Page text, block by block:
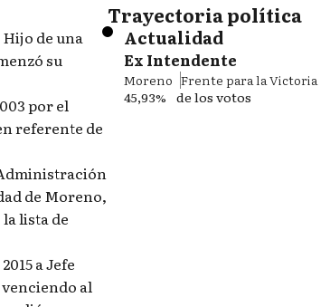
Hijo de una
su
por el
referente de
de Moreno,
la lista de
a Jefe
al
Trayectoria política
Actualidad
Ex Intendente
Moreno Frente para la Victoria
45,93% de los votos